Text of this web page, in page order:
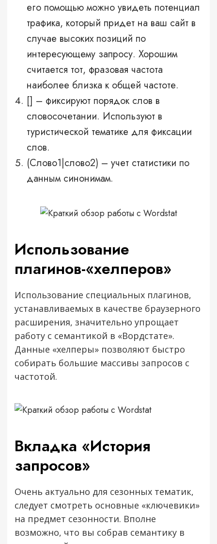
его помощью можно увидеть потенциал
трафика, который придет на ваш сайт в
случае высоких позиций по
интересующему запросу. Хорошим
считается тот, фразовая частота
наиболее близка к общей частоте.
[] – фиксируют порядок слов в
словосочетании. Используют в
туристической тематике для фиксации
слов.
(Слово1|слово2) – учет статистики по
данным синонимам.
Использование
плагинов-«хелперов»
Использование специальных плагинов,
устанавливаемых в качестве браузерного
расширения, значительно упрощает
работу с семантикой в «Вордстате».
Данные «хелперы» позволяют быстро
собирать большие массивы запросов с
частотой.
Вкладка «История
запросов»
Очень актуально для сезонных тематик,
следует смотреть основные «ключевики»
на предмет сезонности. Вполне
возможно, что вы собрав семантику в